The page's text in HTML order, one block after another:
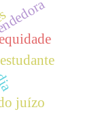
juízo
estudante